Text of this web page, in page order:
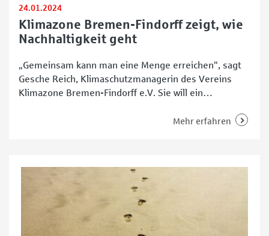
24.01.2024
Klimazone Bremen-Findorff zeigt, wie
Nachhaltigkeit geht
„Gemeinsam kann man eine Menge erreichen“, sagt
Gesche Reich, Klimaschutzmanagerin des Vereins
Klimazone Bremen-Findorff e.V. Sie will ein
den Menschen schaffen. Der Verein bietet Findorffern
Mehr erfahren